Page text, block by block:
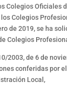
Colegios
Colegios
de 2019, se ha
Colegios
2003, de 6 de
conferidas por
Local,